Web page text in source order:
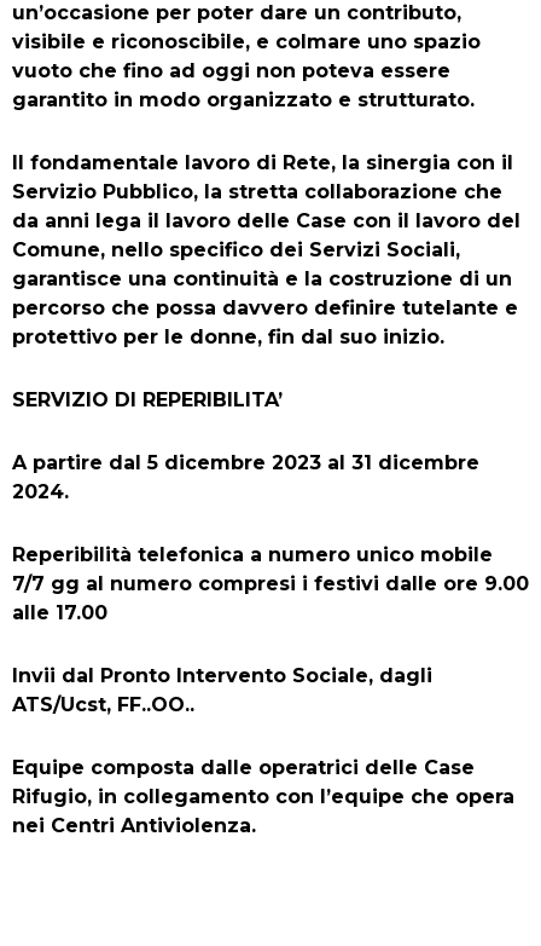
un’occasione per poter dare un contributo,
visibile e riconoscibile, e colmare uno spazio
vuoto che fino ad oggi non poteva essere
garantito in modo organizzato e strutturato.
Il fondamentale lavoro di Rete, la sinergia con il
Servizio Pubblico, la stretta collaborazione che
da anni lega il lavoro delle Case con il lavoro del
Comune, nello specifico dei Servizi Sociali,
garantisce una continuità e la costruzione di un
percorso che possa davvero definire tutelante e
protettivo per le donne, fin dal suo inizio.
SERVIZIO DI REPERIBILITA’
A partire dal 5 dicembre 2023 al 31 dicembre
2024.
Reperibilità telefonica a numero unico mobile
7/7 gg al numero compresi i festivi dalle ore 9.00
alle 17.00
Invii dal Pronto Intervento Sociale, dagli
ATS/Ucst, FF..OO..
Equipe composta dalle operatrici delle Case
Rifugio, in collegamento con l’equipe che opera
nei Centri Antiviolenza.